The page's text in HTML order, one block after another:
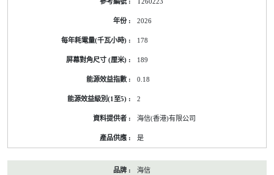
2026
178
189
0.18
2
海信(香港)有限公司
是
海信